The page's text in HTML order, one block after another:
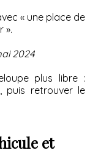
« une place de
».
2024
plus libre :
puis retrouver le
et